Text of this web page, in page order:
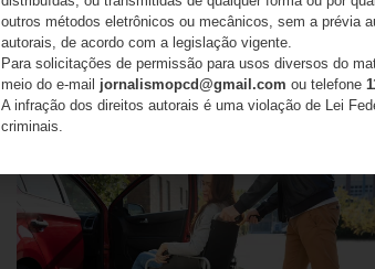
outros métodos eletrônicos ou mecânicos, sem a prévia
autorais, de acordo com a legislação vigente.
Para solicitações de permissão para usos diversos do
meio do e-mail jornalismopcd@gmail.com ou telefone
A infração dos direitos autorais é uma violação de Lei
criminais.